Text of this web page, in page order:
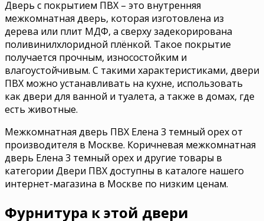
Дверь с покрытием ПВХ – это внутренняя
межкомнатная дверь, которая изготовлена из
дерева или плит МДФ, а сверху задекорирована
поливинилхлоридной плёнкой. Такое покрытие
получается прочным, износостойким и
влагоустойчивым. С такими характеристиками, двери
ПВХ можно устанавливать на кухне, использовать
как двери для ванной и туалета, а также в домах, где
есть животные.
Межкомнатная дверь ПВХ Елена 3 темный орех от
производителя в Москве. Коричневая межкомнатная
дверь Елена 3 темный орех и другие товары в
категории Двери ПВХ доступны в каталоге нашего
интернет-магазина в Москве по низким ценам.
Фурнитура к этой двери